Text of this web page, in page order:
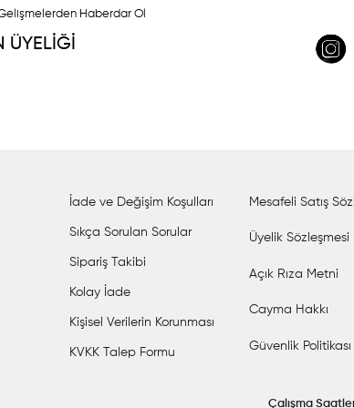
Haberdar Ol
ÜYELİĞİ
İade ve Değişim Koşulları
Sıkça Sorulan Sorular
Sipariş Takibi
Kolay İade
Kişisel Verilerin Korunması
KVKK Talep Formu
Mesafeli Satış
Üyelik Sözleşmesi
Açık Rıza Metni
Cayma Hakkı
Güvenlik Politikası
Çalışma